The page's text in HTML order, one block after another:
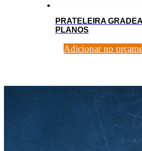
PRATELEIRA
PLANOS
Adicionar no